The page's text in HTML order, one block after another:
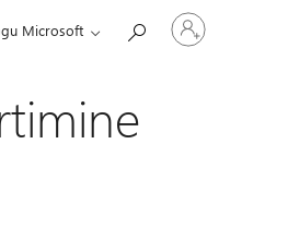
Microsoft
Logige
sisse
oma